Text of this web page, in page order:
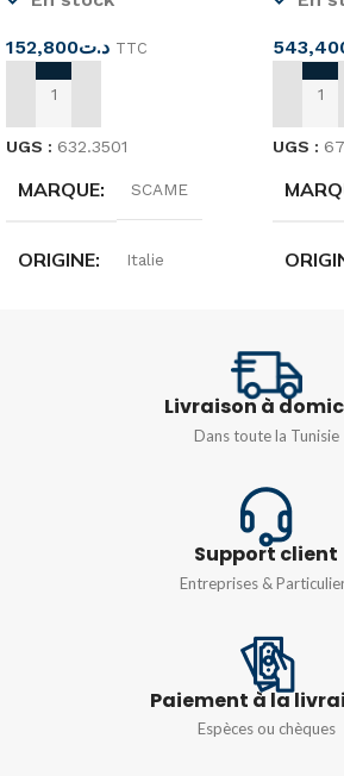
د.ت152,800 TTC
AJOUTER AU PANIER
UGS : 632.3501
MARQUE SCAME
ORIGINE Italie
UGS :
IP66
Livraison à
Dans toute la Tunisie
Support client
Entreprises &
Paiement à la
Espèces ou chèques